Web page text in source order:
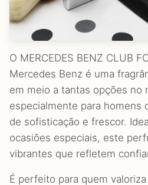
O MERCEDES BENZ CLUB
Mercedes Benz é uma
em meio a tantas opções no
especialmente para homens
de sofisticação e frescor.
ocasiões especiais, este
vibrantes que refletem
É perfeito para quem